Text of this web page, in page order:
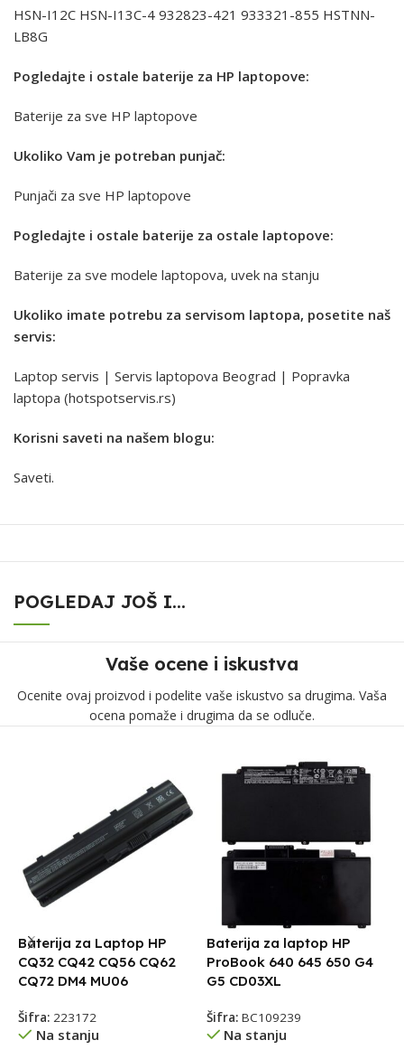
HSN-I12C HSN-I13C-4 932823-421 933321-855 HSTNN-
LB8G
Pogledajte i ostale baterije za HP laptopove:
Baterije za sve HP laptopove
Ukoliko Vam je potreban punjač:
Punjači za sve HP laptopove
Pogledajte i ostale baterije za ostale laptopove:
Baterije za sve modele laptopova, uvek na stanju
Ukoliko imate potrebu za servisom laptopa, posetite naš
servis:
Laptop servis | Servis laptopova Beograd | Popravka
laptopa (hotspotservis.rs)
Korisni saveti na našem blogu:
Saveti.
POGLEDAJ JOŠ I...
Vaše ocene i iskustva
Ocenite ovaj proizvod i podelite vaše iskustvo sa drugima. Vaša
ocena pomaže i drugima da se odluče.
Baterija za Laptop HP
CQ32 CQ42 CQ56 CQ62
CQ72 DM4 MU06
Šifra: 223172
Na stanju
Baterija za laptop HP
ProBook 640 645 650 G4
G5 CD03XL
Šifra: BC109239
Na stanju